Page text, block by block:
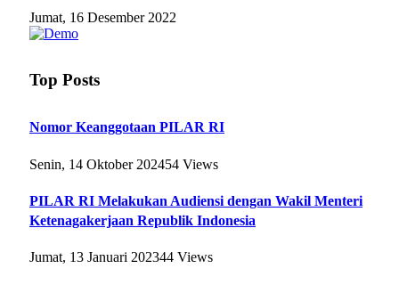
Jumat, 16 Desember 2022
Top Posts
Nomor Keanggotaan PILAR RI
Senin, 14 Oktober 202454 Views
PILAR RI Melakukan Audiensi dengan Wakil Menteri
Ketenagakerjaan Republik Indonesia
Jumat, 13 Januari 202344 Views